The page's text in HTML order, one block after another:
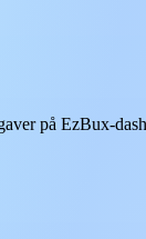
på EzBux-